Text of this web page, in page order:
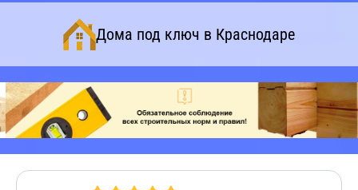
Дома под ключ в Краснодаре